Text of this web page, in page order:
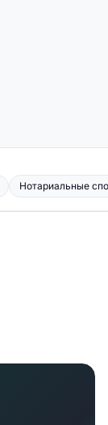
Нотариальные